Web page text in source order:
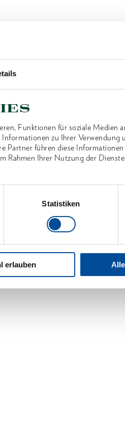
Funktionen für soziale Medien
zu Ihrer Verwendung
Partner führen diese
Rahmen Ihrer Nutzung der
Statistiken
erlauben